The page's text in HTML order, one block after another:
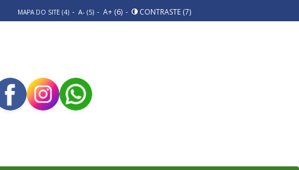
MAPA DO SITE (4) - A- (5) - A+ (6) - CONTRASTE (7)